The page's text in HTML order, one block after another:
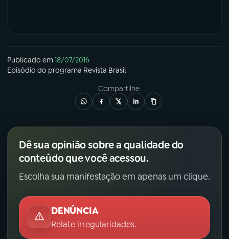
Publicado em18/07/2016
Episódio do programa Revista Brasil
Compartilhe
Dê sua opinião sobre a qualidade do
conteúdo que você acessou.
Escolha sua manifestação em apenas um clique.
DENÚNCIA
Relate irregularidades.